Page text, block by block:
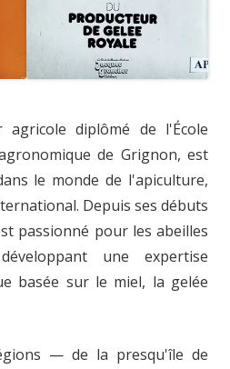
agricole diplômé de l'École
de Grignon, est
le monde de l'apiculture,
Depuis ses débuts
passionné pour les abeilles
une expertise
basée sur le miel, la gelée
— de la presqu'île de